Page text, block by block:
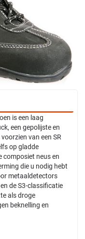
is een laag
een gepolijste en
van een SR
op gladde
composiet neus en
die u nodig hebt
metaaldetectors
de S3-classificatie
als droge
beknelling en